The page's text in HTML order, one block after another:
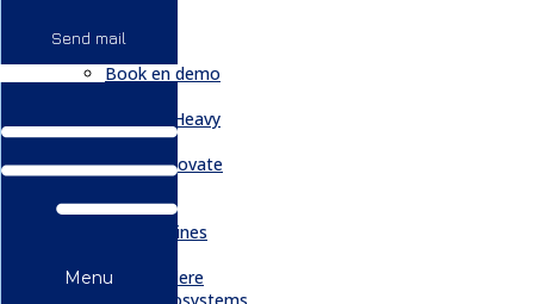
Send mail
Menu
Nye maskiner
Book en demo
Kobelco Heavy
EvoQuip
EDGE Innovate
NPK
HG Machines
Saga trailere